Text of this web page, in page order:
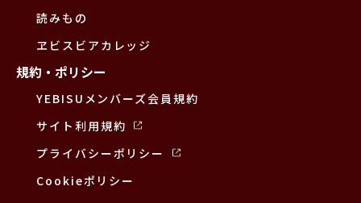
読みもの
ヱビスビアカレッジ
規約・ポリシー
YEBISUメンバーズ会員規約
サイト利用規約
プライバシーポリシー
Cookieポリシー